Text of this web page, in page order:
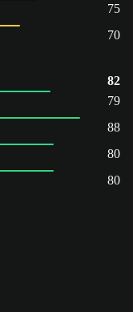
75
70
82
79
88
80
80